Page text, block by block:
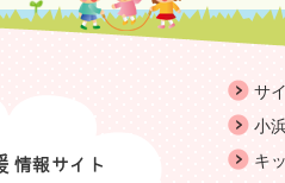
サ
小
キ